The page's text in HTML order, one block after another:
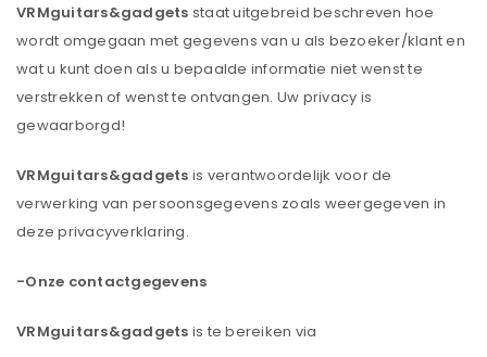
VRMguitars&gadgets staat uitgebreid beschreven hoe
wordt omgegaan met gegevens van u als bezoeker/klant en
wat u kunt doen als u bepaalde informatie niet wenst te
verstrekken of wenst te ontvangen. Uw privacy is
gewaarborgd!
VRMguitars&gadgets is verantwoordelijk voor de
verwerking van persoonsgegevens zoals weergegeven in
deze privacyverklaring.
-Onze contactgegevens
VRMguitars&gadgets is te bereiken via